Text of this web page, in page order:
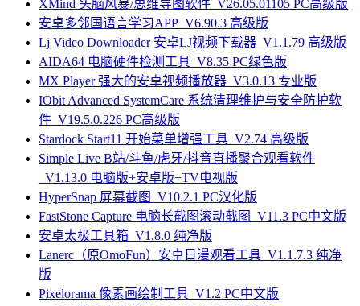
XMind 头脑风暴/思维导图软件_V26.05.01105 PC高级版
安卓多邻国语言学习APP_V6.90.3 高级版
Lj Video Downloader 安卓LJ视频下载器_V1.1.79 高级版
AIDA64 电脑硬件检测工具_V8.35 PC绿色版
MX Player 强大的安卓视频播放器_V3.0.13 专业版
IObit Advanced SystemCare 系统清理维护与安全防护软
件_V19.5.0.226 PC高级版
Stardock Start11 开始菜单增强工具_V2.74 高级版
Simple Live B站/斗鱼/虎牙/抖音直播聚合观看软件
_V1.13.0 电脑版+安卓版+TV电视版
HyperSnap 屏幕截图_V10.2.1 PC汉化版
FastStone Capture 电脑长截图滚动截图_V11.3 PC中文版
安卓太极工具箱_V1.8.0 纯净版
Lanerc（原OmoFun）安卓日漫观看工具_V1.1.7.3 纯净
版
Pixelorama 像素画绘制工具_V1.2 PC中文版